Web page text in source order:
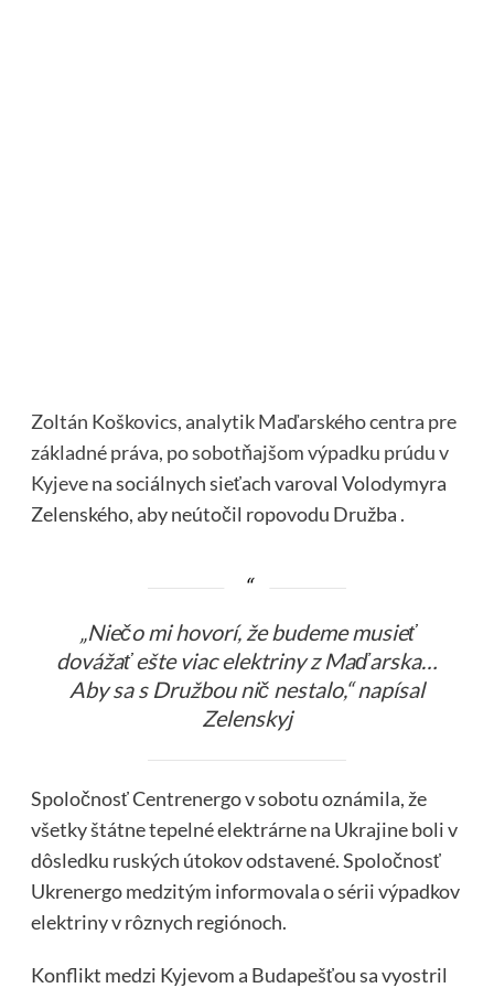
Zoltán Koškovics, analytik Maďarského centra pre
základné práva, po sobotňajšom výpadku prúdu v
Kyjevena sociálnych sieťach varoval Volodymyra
Zelenského, aby neútočil ropovodu Družba .
„Niečo mi hovorí, že budeme musieť
dovážať ešte viac elektriny z Maďarska…
Aby sa s Družbou nič nestalo,“ napísal
Zelenskyj
Spoločnosť Centrenergo v sobotu oznámila, že
všetky štátne tepelné elektrárne na Ukrajine boli v
dôsledku ruských útokov odstavené. Spoločnosť
Ukrenergo medzitým informovala o sérii výpadkov
elektriny v rôznych regiónoch.
Konflikt medzi Kyjevom a Budapešťou sa vyostril